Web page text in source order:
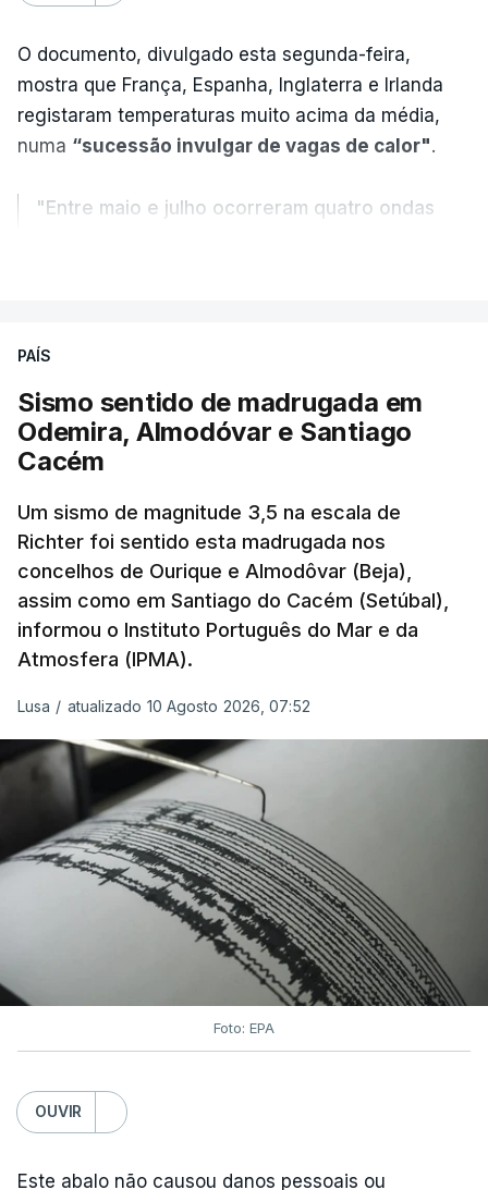
O documento, divulgado esta segunda-feira,
mostra que França, Espanha, Inglaterra e Irlanda
registaram temperaturas muito acima da média,
numa “sucessão invulgar de vagas de calor".
"Entre maio e julho ocorreram quatro ondas
temperaturas recorde, também a
ajudou
Pelo contrário, a precipitação manteve-semuito
perderam grande parte da humidade.
Houve também uma “diminuição significativa de
caudais de rios, incluindo rios como o Sena, o
Reno e o Danúbio” que teveimpacto no
abastecimento de água
de energia em vários países.
De acordo com o Serviço de Mudanças Climáticas
Copernicus
, implementado pelo Centro Europeu de
Previsões Meteorológicas de Médio Prazo,
também registou a maior temperatura da
superfície do marde sempre, neste mês, nos
oceanos extrapolares.
Aliás, em toda a Europa os recordes ao longo do
Atlântico e do Mediterrâneo ocidental foram
ondas de calor marinhas fortes ou
Em julho, a temperatura da superfície do mar
estabelecido em julho de 2023, com 20,89°C.
PAÍS
Sismo sentido de madrugada em
Odemira, Almodóvar e Santiago
Cacém
Um sismo de magnitude 3,5 na escala de
Richter foi sentido esta madrugada nos
concelhos de Ourique e Almodôvar (Beja),
assim como em Santiago do Cacém (Setúbal),
informou o Instituto Português do Mar e da
Atmosfera (IPMA).
Lusa / atualizado 10 Agosto 2026, 07:52
Foto: EPA
OUVIR
Este abalo não causou danos pessoais ou